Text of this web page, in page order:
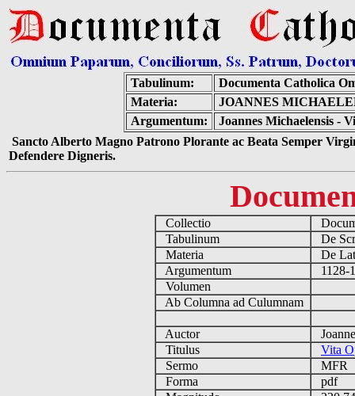
Tabulinum:
Documenta Catholica
Materia:
JOANNES
Argumentum:
Joannes Michaelensis -
Sancto Alberto Magno Patrono Plorante ac Beata Semper
Defendere Digneris.
Collectio
Tabulinum
De
Materia
De
Argumentum
1128-
Volumen
Ab Columna ad Culumnam
Auctor
Titulus
Vita
Sermo
MFR
Forma
pdf